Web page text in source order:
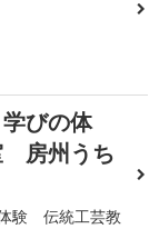
びの体
房州うち
験 伝統工芸教